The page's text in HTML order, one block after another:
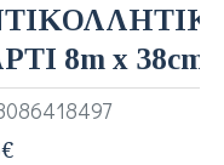
8m x 38cm